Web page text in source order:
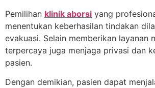
Pemilihan klinik aborsi yang
menentukan keberhasilan tindakan
evakuasi. Selain memberikan layanan
terpercaya juga menjaga privasi dan
pasien.
Dengan demikian, pasien dapat